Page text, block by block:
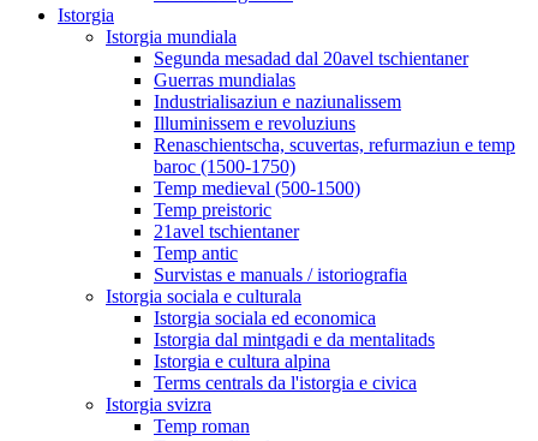
Istorgia
Istorgia mundiala
Segunda mesadad dal 20avel tschientaner
Guerras mundialas
Industrialisaziun e naziunalissem
Illuminissem e revoluziuns
Renaschientscha, scuvertas, refurmaziun e temp
baroc (1500-1750)
Temp medieval (500-1500)
Temp preistoric
21avel tschientaner
Temp antic
Survistas e manuals / istoriografia
Istorgia sociala e culturala
Istorgia sociala ed economica
Istorgia dal mintgadi e da mentalitads
Istorgia e cultura alpina
Terms centrals da l'istorgia e civica
Istorgia svizra
Temp roman